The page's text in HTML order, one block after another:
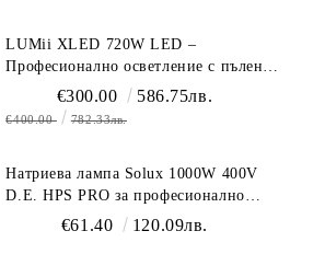
LUMii XLED 720W LED –
Професионално осветление с пълен
спектър (1700 µmol/s)
€300.00 586.75лв.
€400.00 782.33лв.
Натриева лампа Solux 1000W 400V
D.E. HPS PRO за професионално
осветление€61.40 120.09лв.